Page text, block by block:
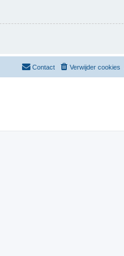
Verwijder cookies
Contact